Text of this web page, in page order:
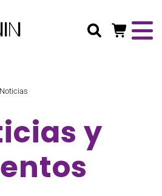
Noticias
y